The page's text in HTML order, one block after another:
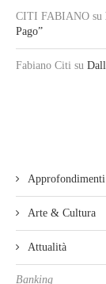
CITI FABIANO su
Pago”
Fabiano Citi su
Approfondimenti
Arte & Cultura
Attualità
Banking